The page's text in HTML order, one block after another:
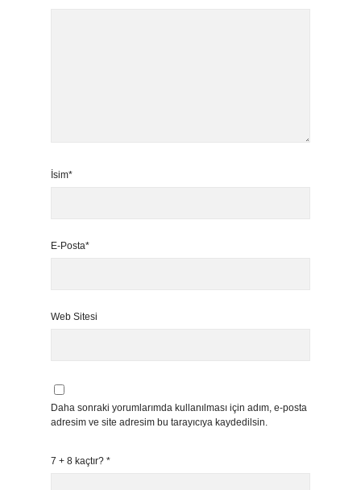
İsim*
E-Posta*
Web Sitesi
Daha sonraki yorumlarımda kullanılması için adım, e-posta
adresim ve site adresim bu tarayıcıya kaydedilsin.
7 + 8 kaçtır? *